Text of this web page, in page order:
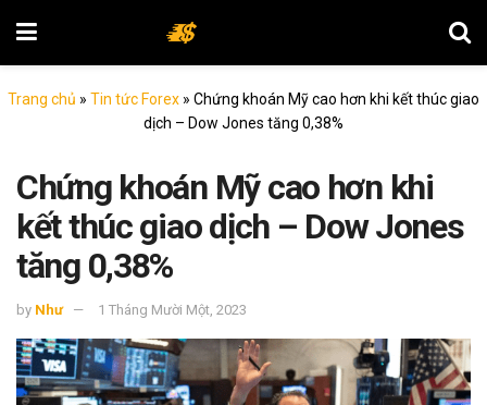
Trang chủ » Tin tức Forex » Chứng khoán Mỹ cao hơn khi kết thúc giao
dịch – Dow Jones tăng 0,38%
Chứng khoán Mỹ cao hơn khi
kết thúc giao dịch – Dow Jones
tăng 0,38%
by Như 1 Tháng Mười Một, 2023